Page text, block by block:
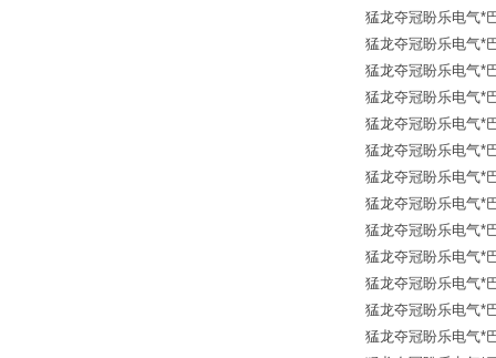
猛龙夺冠盼乐电气*
猛龙夺冠盼乐电气*
猛龙夺冠盼乐电气*
猛龙夺冠盼乐电气*
猛龙夺冠盼乐电气*
猛龙夺冠盼乐电气*
猛龙夺冠盼乐电气*
猛龙夺冠盼乐电气*
猛龙夺冠盼乐电气*
猛龙夺冠盼乐电气*
猛龙夺冠盼乐电气*
猛龙夺冠盼乐电气*
猛龙夺冠盼乐电气*